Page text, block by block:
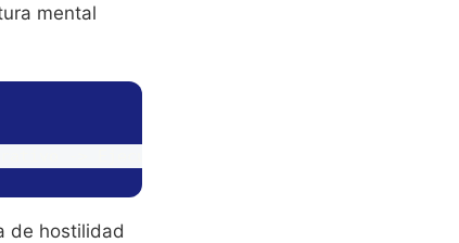
mental
de hostilidad